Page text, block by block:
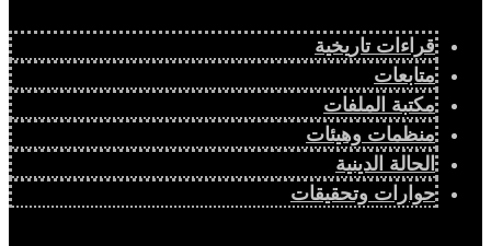
قراءات تاريخية
متابعات
مكتبة الملفات
منظمات وهيئات
الحالة الدينية
حوارات وتحقيقات